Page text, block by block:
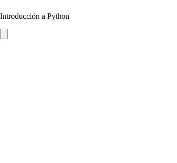
Introducción a Python